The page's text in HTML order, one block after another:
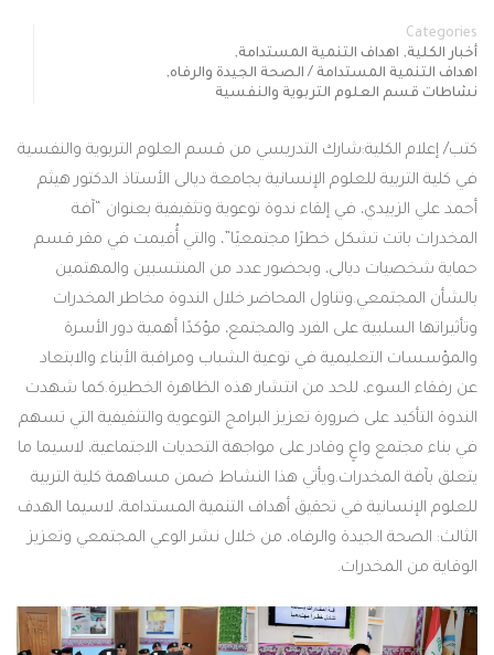
Categories
أخبار الكلية, اهداف التنمية المستدامة,
اهداف التنمية المستدامة / الصحة الجيدة والرفاه,
نشاطات قسم العلوم التربوية والنفسية
كتب/ إعلام الكلية:شارك التدريسي من قسم العلوم التربوية والنفسية
في كلية التربية للعلوم الإنسانية بجامعة ديالى الأستاذ الدكتور هيثم
أحمد علي الزبيدي، في إلقاء ندوة توعوية وتثقيفية بعنوان “آفة
المخدرات باتت تشكل خطرًا مجتمعيًا”، والتي أُقيمت في مقر قسم
حماية شخصيات ديالى، وبحضور عدد من المنتسبين والمهتمين
بالشأن المجتمعي.وتناول المحاضر خلال الندوة مخاطر المخدرات
وتأثيراتها السلبية على الفرد والمجتمع، مؤكدًا أهمية دور الأسرة
والمؤسسات التعليمية في توعية الشباب ومراقبة الأبناء والابتعاد
عن رفقاء السوء، للحد من انتشار هذه الظاهرة الخطيرة.كما شهدت
الندوة التأكيد على ضرورة تعزيز البرامج التوعوية والتثقيفية التي تسهم
في بناء مجتمع واعٍ وقادر على مواجهة التحديات الاجتماعية، لاسيما ما
يتعلق بآفة المخدرات.ويأتي هذا النشاط ضمن مساهمة كلية التربية
للعلوم الإنسانية في تحقيق أهداف التنمية المستدامة، لاسيما الهدف
الثالث: الصحة الجيدة والرفاه، من خلال نشر الوعي المجتمعي وتعزيز
الوقاية من المخدرات.